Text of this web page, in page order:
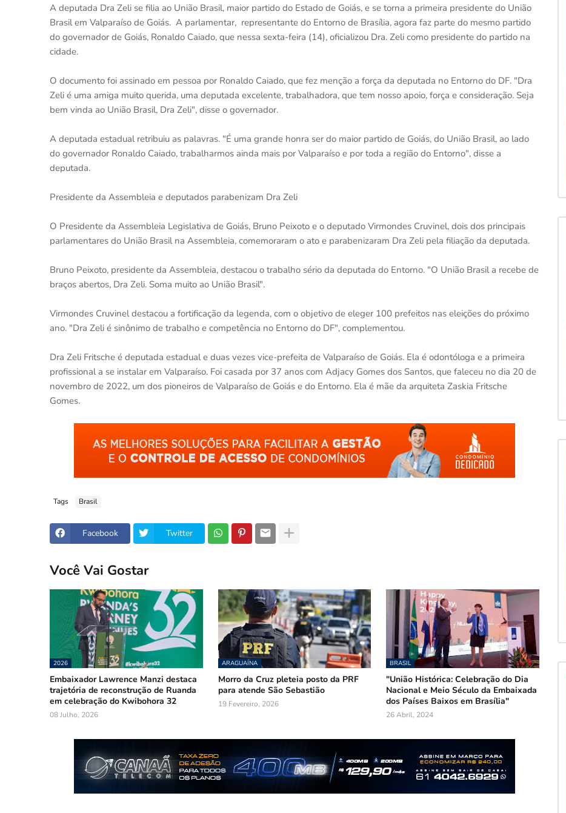
A deputada Dra Zeli se filia ao União Brasil, maior partido do Estado de Goiás, e se torna a primeira presidente do União
Brasil em Valparaíso de Goiás. A parlamentar, representante do Entorno de Brasília, agora faz parte do mesmo partido
do governador de Goiás, Ronaldo Caiado, que nessa sexta-feira (14), oficializou Dra. Zeli como presidente do partido na
cidade.
O documento foi assinado em pessoa por Ronaldo Caiado, que fez menção a força da deputada no Entorno do DF. "Dra
Zeli é uma amiga muito querida, uma deputada excelente, trabalhadora, que tem nosso apoio, força e consideração. Seja
bem vinda ao União Brasil, Dra Zeli", disse o governador.
A deputada estadual retribuiu as palavras. "É uma grande honra ser do maior partido de Goiás, do União Brasil, ao lado
do governador Ronaldo Caiado, trabalharmos ainda mais por Valparaíso e por toda a região do Entorno", disse a
deputada.
Presidente da Assembleia e deputados parabenizam Dra Zeli
O Presidente da Assembleia Legislativa de Goiás, Bruno Peixoto e o deputado Virmondes Cruvinel, dois dos principais
parlamentares do União Brasil na Assembleia, comemoraram o ato e parabenizaram Dra Zeli pela filiação da deputada.
Bruno Peixoto, presidente da Assembleia, destacou o trabalho sério da deputada do Entorno. "O União Brasil a recebe de
braços abertos, Dra Zeli. Soma muito ao União Brasil".
Virmondes Cruvinel destacou a fortificação da legenda, com o objetivo de eleger 100 prefeitos nas eleições do próximo
ano. "Dra Zeli é sinônimo de trabalho e competência no Entorno do DF", complementou.
Dra Zeli Fritsche é deputada estadual e duas vezes vice-prefeita de Valparaíso de Goiás. Ela é odontóloga e a primeira
profissional a se instalar em Valparaíso. Foi casada por 37 anos com Adjacy Gomes dos Santos, que faleceu no dia 20 de
novembro de 2022, um dos pioneiros de Valparaíso de Goiás e do Entorno. Ela é mãe da arquiteta Zaskia Fritsche
Gomes.
Tags Brasil
Facebook Twitter
Você Vai Gostar
2026
Embaixador Lawrence Manzi destaca
trajetória de reconstrução de Ruanda
em celebração do Kwibohora 32
08 Julho, 2026
ARAGUAÍNA
Morro da Cruz pleteia posto da PRF
para atende São Sebastião
19 Fevereiro, 2026
BRASIL
"União Histórica: Celebração do Dia
Nacional e Meio Século da Embaixada
dos Países Baixos em Brasília"
26 Abril, 2024